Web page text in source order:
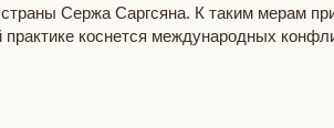
Сержа Саргсяна. К таким мерам
коснется международных